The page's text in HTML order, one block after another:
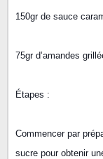
150gr de sauce
75gr d’amandes
Étapes :
Commencer par
sucre pour obtenir